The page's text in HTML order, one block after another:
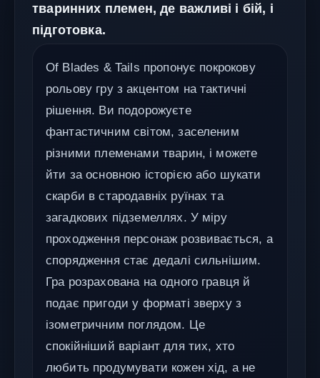
тваринних племен, де важливі і бій, і
підготовка.
Of Blades & Tails пропонує покрокову
рольову гру з акцентом на тактичні
рішення. Ви подорожуєте
фантастичним світом, заселеним
різними племенами тварин, і можете
йти за основною історією або шукати
скарби в стародавніх руїнах та
загадкових підземеллях. У міру
проходження персонаж розвивається, а
спорядження стає дедалі сильнішим.
Гра розрахована на одного гравця й
подає пригоди у форматі зверху з
ізометричним поглядом. Це
спокійніший варіант для тих, хто
любить продумувати кожен хід, а не